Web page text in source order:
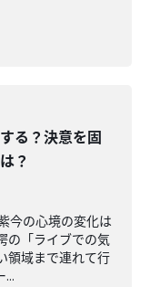
る？決意を固
？
今の心境の変化は
の「ライブでの気
領域まで連れて行
...